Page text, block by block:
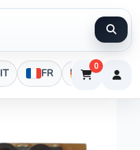
IT FR DE
0